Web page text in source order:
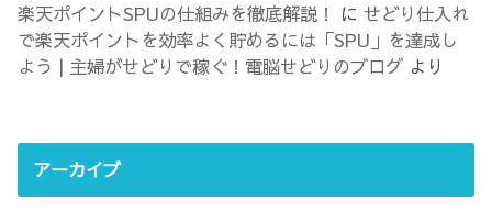
楽天ポイントSPUの仕組みを徹底解説！ にせどり仕入れ
で楽天ポイントを効率よく貯めるには「SPU」を達成し
よう | 主婦がせどりで稼ぐ！電脳せどりのブログ より
アーカイブ